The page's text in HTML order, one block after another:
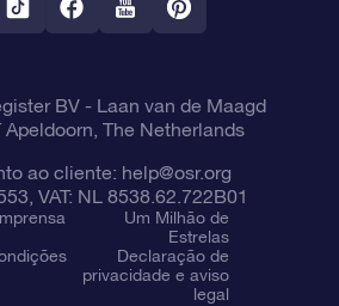
BV- Laan van de Maagd
Apeldoorn, The Netherlands
ao cliente: help@osr.org
VAT: NL 8538.62.722B01
Um Milhão de
Estrelas
Declaração de
privacidade e aviso
legal